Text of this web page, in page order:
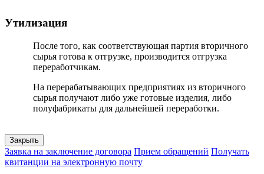
Утилизация
После того, как соответствующая партия вторичного
сырья готова к отгрузке, производится отгрузка
переработчикам.
На перерабатывающих предприятиях из вторичного
сырья получают либо уже готовые изделия, либо
полуфабрикаты для дальнейшей переработки.
Закрыть
Заявка на заключение договора Прием обращений Получать
квитанции на электронную почту